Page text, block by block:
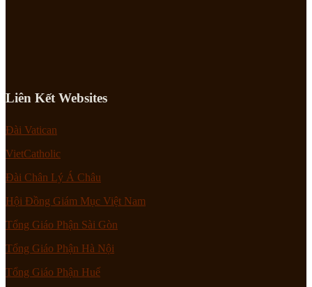
Liên Kết Websites
Đài Vatican
VietCatholic
Đài Chân Lý Á Châu
Hội Đồng Giám Mục Việt Nam
Tổng Giáo Phận Sài Gòn
Tổng Giáo Phận Hà Nội
Tổng Giáo Phận Huế